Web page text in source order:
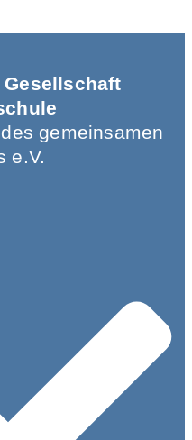
gemeinsamen
e.V.